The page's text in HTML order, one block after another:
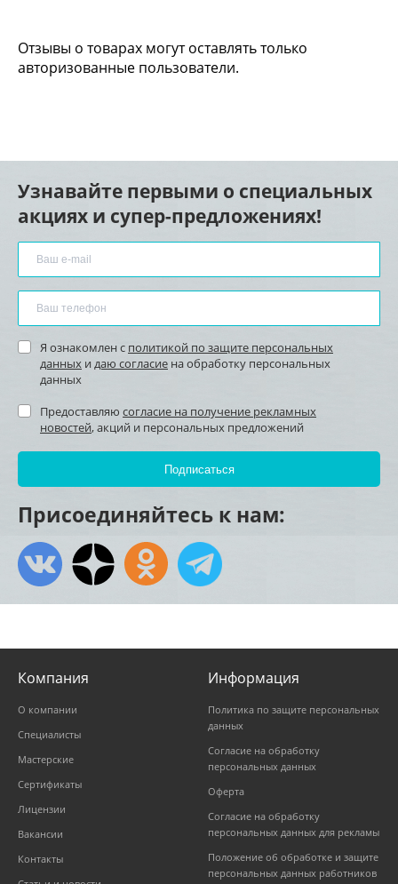
Отзывы о товарах могут оставлять только
авторизованные пользователи.
Узнавайте первыми о специальных
акциях и супер-предложениях!
Я ознакомлен с политикой по защите персональных
данных и даю согласие на обработку персональных
данных
Предоставляю согласие на получение рекламных
новостей, акций и персональных предложений
Присоединяйтесь к нам:
Компания
О компании
Специалисты
Мастерские
Сертификаты
Лицензии
Вакансии
Контакты
Информация
Политика по защите персональных
данных
Согласие на обработку
персональных данных
Оферта
Согласие на обработку
персональных данных для рекламы
Положение об обработке и защите
персональных данных работников